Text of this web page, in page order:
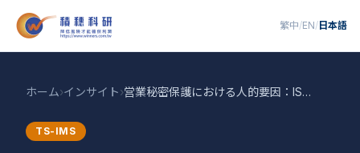
繁中/EN/ 日本語
ホーム›インサイト› 営業秘密保護における人的要因：ISO 56001導入と台湾営業秘密法の実務指針
TS-IMS